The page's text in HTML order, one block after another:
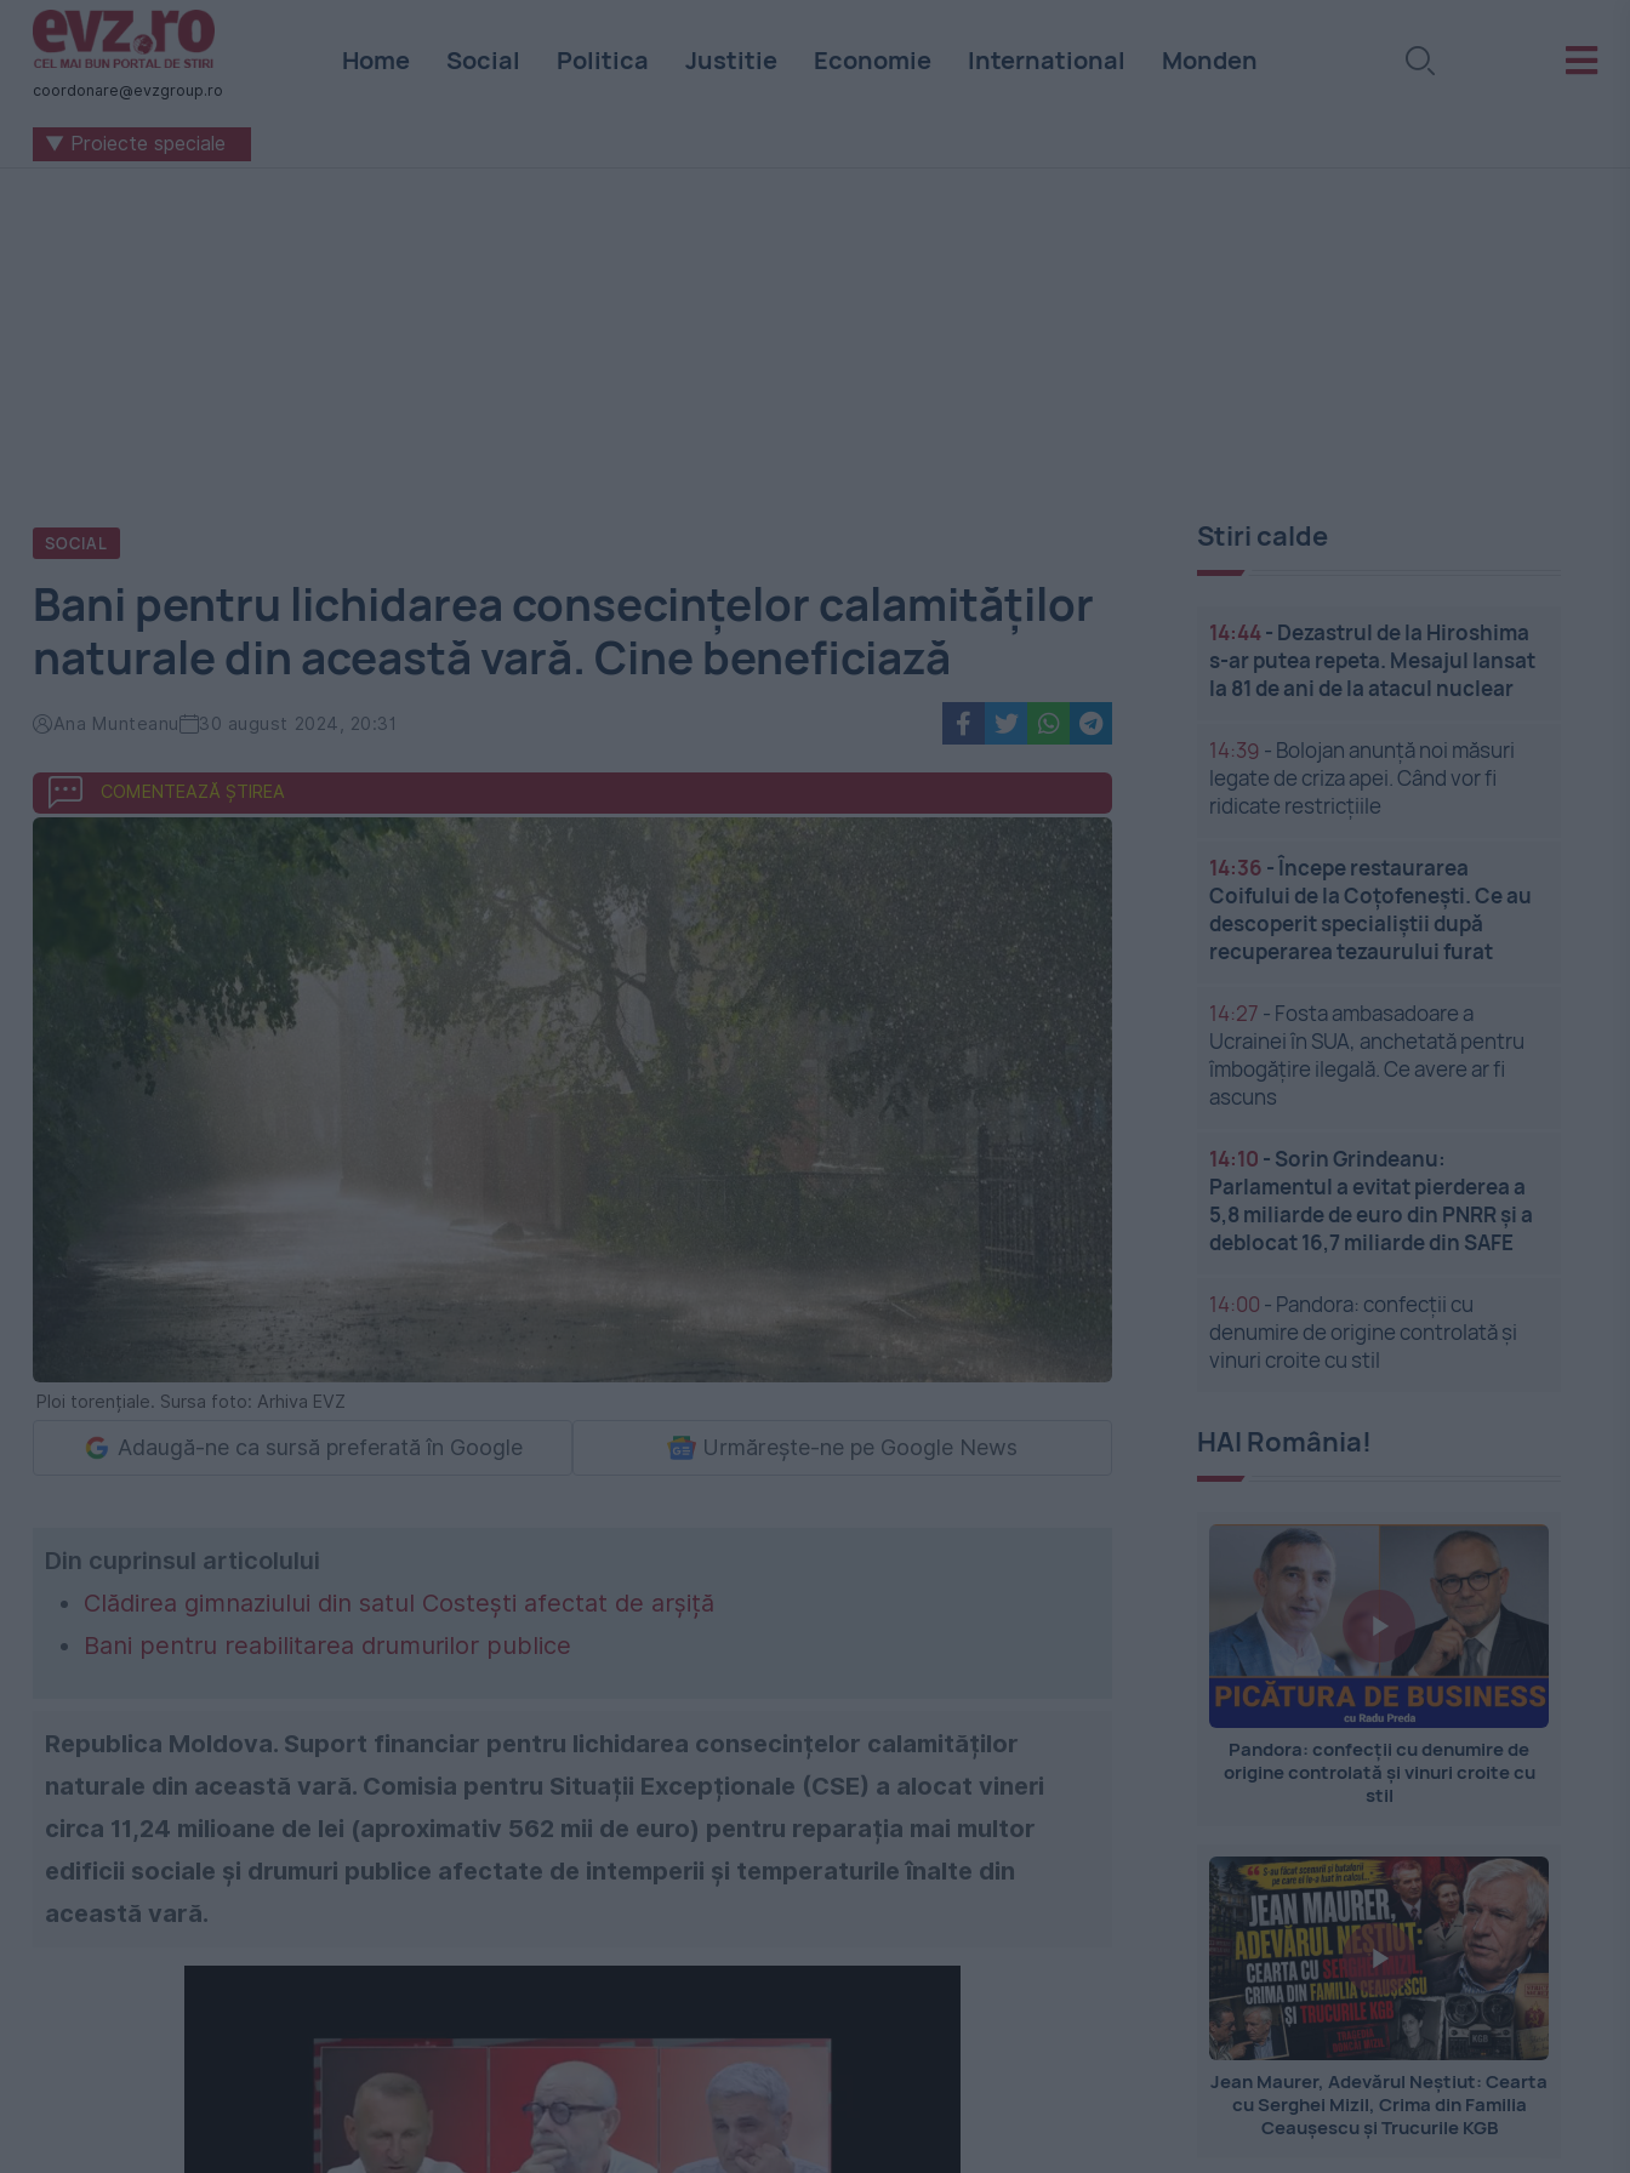
Știri
naționale
internaționale
coordonare@evzgroup.ro
Home Social Politica Justitie Economie International Monden
▼ Proiecte speciale
SOCIAL
Bani pentru lichidarea consecințelor calamităților
naturale din această vară. Cine beneficiază
Ana Munteanu 30 august 2024, 20:31
COMENTEAZĂ ȘTIREA
Ploi torențiale. Sursa foto: Arhiva EVZ
Adaugă-ne ca sursă preferată în Google Urmărește-ne pe Google News
Din cuprinsul articolului
Clădirea gimnaziului din satul Costești afectat de arșiță
Bani pentru reabilitarea drumurilor publice
Republica Moldova. Suport financiar pentru lichidarea consecințelor calamităților
naturale din această vară. Comisia pentru Situații Excepționale (CSE) a alocat vineri
circa 11,24 milioane de lei (aproximativ 562 mii de euro) pentru reparația mai multor
edificii sociale și drumuri publice afectate de intemperii și temperaturile înalte din
această vară.
Stiri calde
14:44- Dezastrul de la Hiroshima
s-ar putea repeta. Mesajul lansat
la 81 de ani de la atacul nuclear
14:39 - Bolojan anunță noi măsuri
legate de criza apei. Când vor fi
ridicate restricțiile
14:36 -Începe restaurarea
Coifului de la Coțofenești. Ce au
descoperit specialiștii după
recuperarea tezaurului furat
14:27 - Fosta ambasadoare a
Ucrainei în SUA, anchetată pentru
îmbogățire ilegală. Ce avere ar fi
ascuns
14:10 - Sorin Grindeanu:
Parlamentul a evitat pierderea a
5,8 miliarde de euro din PNRR și a
deblocat 16,7 miliarde din SAFE
14:00 - Pandora: confecții cu
denumire de origine controlată și
vinuri croite cu stil
HAI România!
Pandora: confecții cu denumire de
origine controlată și vinuri croite cu
stil
Jean Maurer, Adevărul Neștiut: Cearta
cu Serghei Mizil, Crima din Familia
Ceaușescu și Trucurile KGB